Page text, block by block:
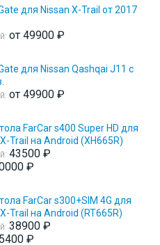
для Nissan X-Trail от 2017
от 49900 ₽
для Nissan Qashqai J11 с
от 49900 ₽
FarCar s400 Super HD для
Trail на Android (XH665R)
43500 ₽
₽
FarCar s300+SIM 4G для
Trail на Android (RT665R)
38900 ₽
₽